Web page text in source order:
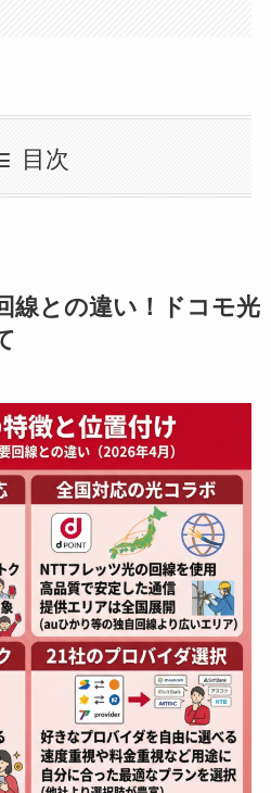
目次
線との違い！ドコモ光